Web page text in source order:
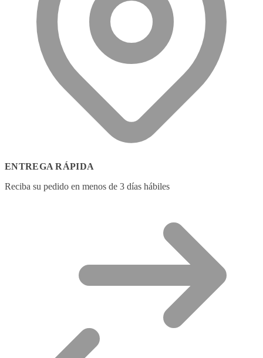
ENTREGA RÁPIDA
Reciba su pedido en menos de 3 días hábiles